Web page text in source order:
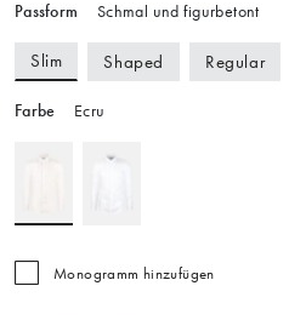
Passform Schmal und figurbetont
Slim Shaped Regular
Farbe Ecru
Monogramm hinzufügen